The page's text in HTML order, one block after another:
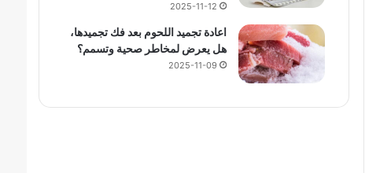
2025-11-12
اعادة تجميد اللحوم بعد فك تجميدها،
هل يعرض لمخاطر صحية وتسمم؟
2025-11-09